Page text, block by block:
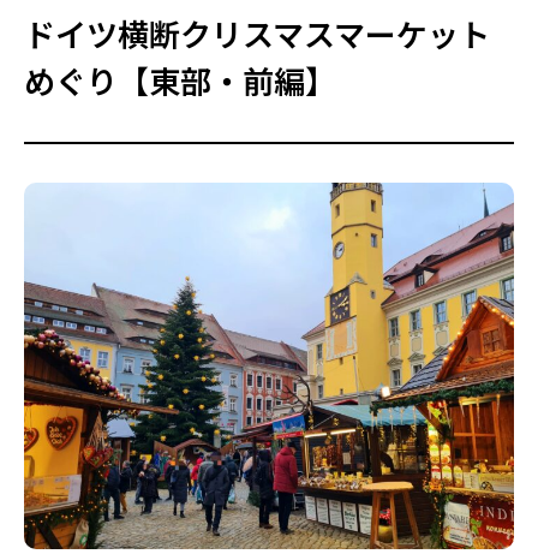
ライフスタイル
ライター募集
ドイツ横断クリスマスマーケット
めぐり【東部・前編】